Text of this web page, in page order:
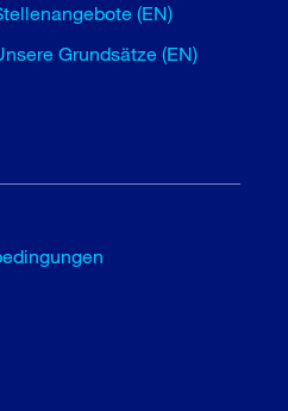
(EN)
Grundsätze (EN)